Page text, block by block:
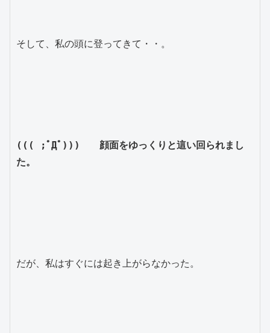
そして、私の頭に登ってきて・・。
((( ;ﾟДﾟ)))　　顔面をゆっくりと這い回られまし
た。
だが、私はすぐには起き上がらなかった。